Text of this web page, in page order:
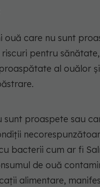
ouă care nu sunt
pentru
al ouălor
sunt proaspete sau
bacterii cum ar fi
de ouă
alimentare,